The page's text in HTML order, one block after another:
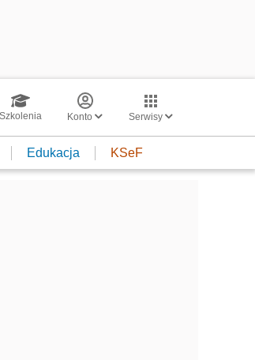
Szkolenia Konto Serwisy
Edukacja KSeF